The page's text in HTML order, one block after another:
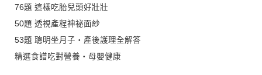
76題 這樣吃胎兒頭好壯壯
50題 透視產程神祕面紗
53題 聰明坐月子‧產後護理全解答
精選食譜吃對營養‧母嬰健康